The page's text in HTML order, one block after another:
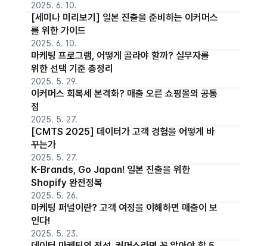
2025. 6. 10.
[세미나 미리보기] 일본 진출을 준비하는 이커머스
를 위한 가이드
2025. 6. 10.
마케팅 프로그램, 어떻게 골라야 할까? 실무자를
위한 선택 기준 총정리
2025. 5. 29.
이커머스 회복세 본격화? 매출 오른 쇼핑몰의 공통
점
2025. 5. 27.
[CMTS 2025] 데이터가 고객 경험을 어떻게 바
꾸는가
2025. 5. 27.
K-Brands, Go Japan! 일본 진출을 위한
Shopify 완전정복
2025. 5. 26.
마케팅 퍼널이란? 고객 여정을 이해하면 매출이 보
인다!
2025. 5. 23.